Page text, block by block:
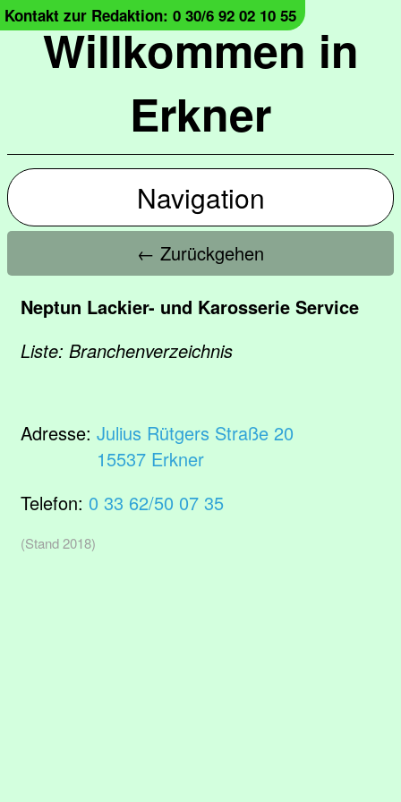
Willkommen in
Erkner
Kontakt zur Redaktion: 0 30/6 92 02 10 55
Navigation
← Zurückgehen
Neptun Lackier- und Karosserie Service
Liste: Branchenverzeichnis
Adresse: Julius Rütgers Straße 20
15537 Erkner
Telefon: 0 33 62/50 07 35
(Stand 2018)